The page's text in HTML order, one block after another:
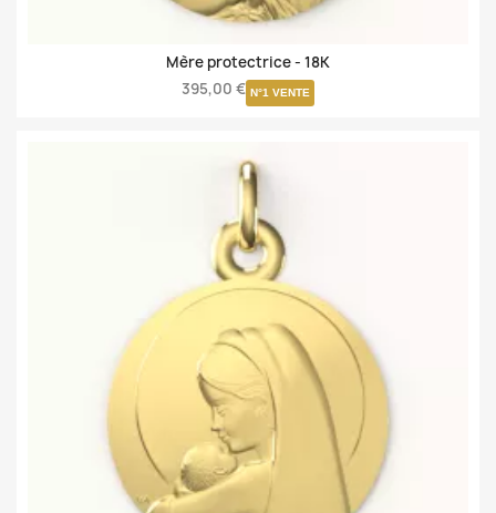
Mère protectrice - 18K
395,00 € N°1 VENTE